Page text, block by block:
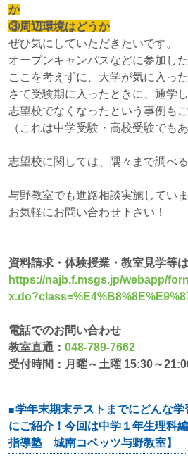
か
③周辺環境はどうか
ぜひ気にしていただきたいです。
オープンキャンパスなどに参加した
ここを考えずに、大学が気に入っ
さて受験期に入ったときに、通学
志望校でなくなったという事例もご
（これは中学受験・高校受験でも
志望校に関しては、隅々まで調べ
与野教室でも進路相談実施していま
お気軽にお問い合わせ下さい！
資料請求・体験授業・教室見学等
https://najb.f.msgs.jp/webapp/
電話でのお問い合わせ
教室直通： 048-789-7662
受付時間：月曜～土曜 15:30～
学年末期末テストまでにどんな
にご紹介！今回は中学１年生理科
指導塾 城南コベッツ与野教室】